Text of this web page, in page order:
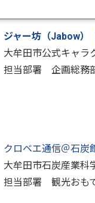
ジャー坊（Jabow）
大牟田市公式キャラ
担当部署 企画総務
クロベエ通信＠石炭
大牟田市石炭産業科
担当部署 観光おも